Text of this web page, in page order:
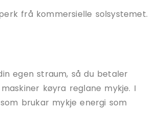
frå kommersielle solsystemet.
egen straum, så du betaler
køyra reglane mykje. I
brukar mykje energi som